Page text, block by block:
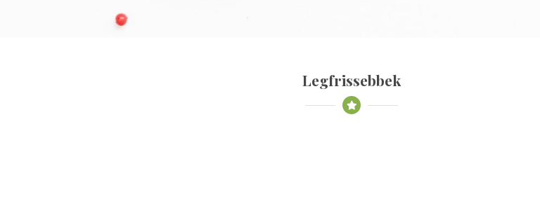
Legfrissebbek